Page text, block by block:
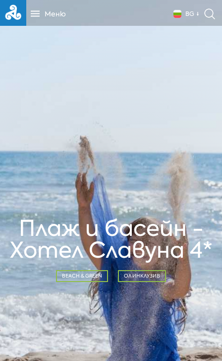
Меню BG
Плаж и басейн -
Хотел Славуна 4*
BEACH & GREEN ОЛ ИНКЛУЗИВ